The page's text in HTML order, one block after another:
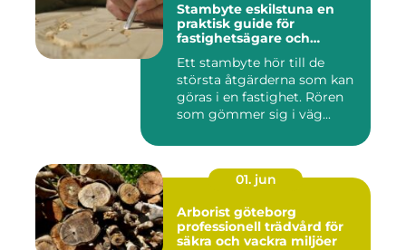
Stambyte eskilstuna en
praktisk guide för
fastighetsägare och
Ett stambyte hör till de
största åtgärderna som kan
göras i en fastighet. Rören
som gömmer sig i väg...
01. jun
Arborist göteborg
professionell trädvård för
säkra och vackra miljöer